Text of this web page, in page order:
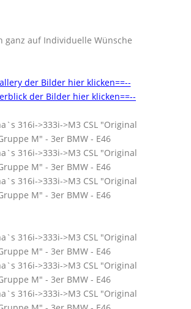
ganz auf Individuelle Wünsche
der Bilder hier klicken==--
der Bilder hier klicken==--